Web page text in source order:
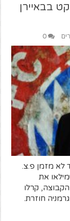
בבאיירן
0
לא מזמן פ.צ.
את
קרלו
חוזרת.